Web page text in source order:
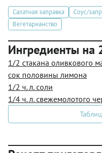
Салатная заправка Соус/
Вегетарианство
Ингредиенты на
1/2 стакана оливкового
сок половины лимона
1/2 ч. л. соли
1/4 ч. л. свежемолотого